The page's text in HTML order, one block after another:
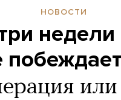
НОВОСТИ